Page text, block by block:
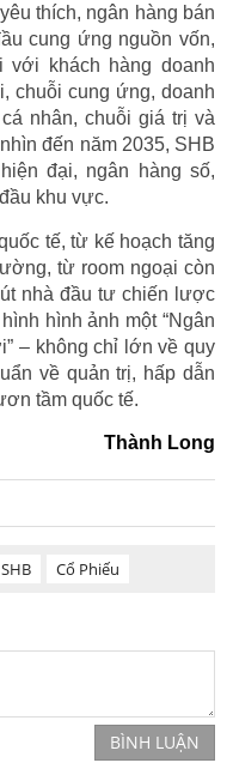
thích, ngân hàng bán
cung ứng nguồn vốn,
với khách hàng doanh
chuỗi cung ứng, doanh
nhân, chuỗi giá trị và
đến năm 2035, SHB
đại, ngân hàng số,
khu vực.
tế, từ kế hoạch tăng
từ room ngoại còn
nhà đầu tư chiến lược
hình ảnh một “Ngân
– không chỉ lớn về quy
về quản trị, hấp dẫn
tầm quốc tế.
Thành Long
SHB Cổ Phiếu
BÌNH LUẬN